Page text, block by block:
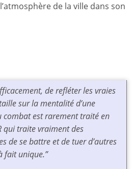
de la ville dans son
de refléter les vraies
sur la mentalité d’une
combat est rarement traité en
qui traite vraiment des
de se battre et de tuer d’autres
fait unique.”